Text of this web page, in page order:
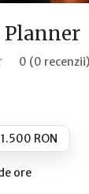
Planner
0 (0 recenzii)
RON
ore